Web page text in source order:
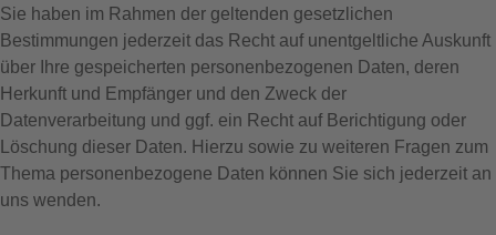
Sie haben im Rahmen der geltenden gesetzlichen
Bestimmungen jederzeit das Recht auf unentgeltliche Auskunft
über Ihre gespeicherten personenbezogenen Daten, deren
Herkunft und Empfänger und den Zweck der
Datenverarbeitung und ggf. ein Recht auf Berichtigung oder
Löschung dieser Daten. Hierzu sowie zu weiteren Fragen zum
Thema personenbezogene Daten können Sie sich jederzeit an
uns wenden.